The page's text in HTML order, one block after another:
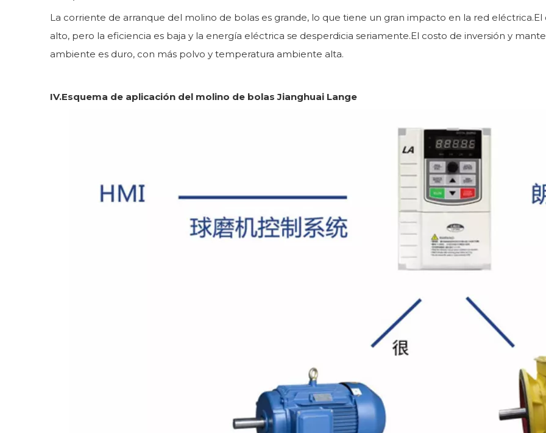
La corriente de arranque del molino de bolas es grande, lo que tiene un gran impacto en la red
alto, pero la eficiencia es baja y la energía eléctrica se desperdicia seriamente.El costo de inversión y
ambiente es duro, con más polvo y temperatura ambiente alta.
IV.Esquema de aplicación del molino de bolas Jianghuai Lange